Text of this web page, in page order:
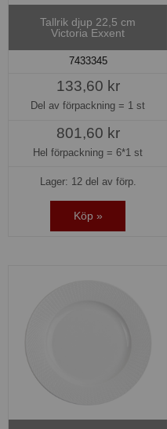
Tallrik djup 22,5 cm
Victoria Exxent
7433345
133,60 kr
Del av förpackning = 1 st
801,60 kr
Hel förpackning = 6*1 st
Lager: 12 del av förp.
Köp »